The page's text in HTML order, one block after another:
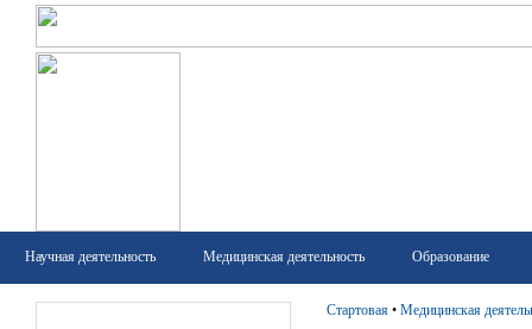
Научная деятельность Медицинская деятельность Образование
Стартовая • Медицинская